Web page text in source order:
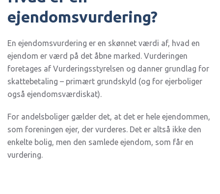
ejendomsvurdering?
En ejendomsvurdering er en skønnet værdi af, hvad en
ejendom er værd på det åbne marked. Vurderingen
foretages af Vurderingsstyrelsen og danner grundlag for
skattebetaling – primært grundskyld (og for ejerboliger
også ejendomsværdiskat).
For andelsboliger gælder det, at det er hele ejendommen,
som foreningen ejer, der vurderes. Det er altså ikke den
enkelte bolig, men den samlede ejendom, som får en
vurdering.